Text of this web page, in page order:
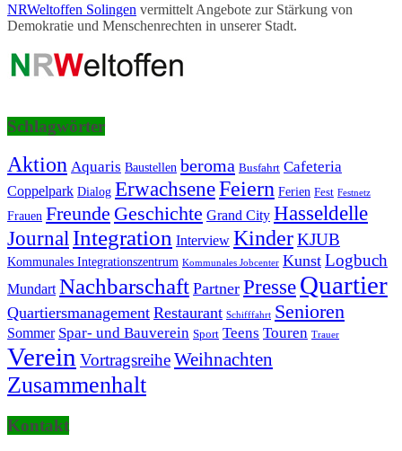
NRWeltoffen Solingen vermittelt Angebote zur Stärkung von
Demokratie und Menschenrechten in unserer Stadt.
Schlagwörter
Aktion Aquaris Baustellen beroma Busfahrt Cafeteria
Coppelpark Dialog ErwachseneFeiern Ferien Fest Festnetz
Frauen Freunde Geschichte Grand City Hasseldelle
JournalIntegration Interview KinderKJUB
Kommunales Integrationszentrum Kommunales Jobcenter Kunst Logbuch
Mundart Nachbarschaft Partner Presse Quartier
Quartiersmanagement Restaurant Schifffahrt Senioren
Sommer Spar- und Bauverein Sport Teens Touren Trauer
Verein VortragsreiheWeihnachten
Zusammenhalt
Kontakt